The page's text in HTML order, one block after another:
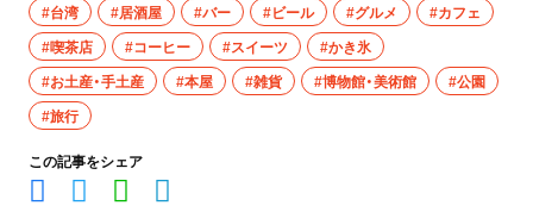
#台湾 #居酒屋 #バー #ビール #グルメ
#カフェ
#喫茶店
#コーヒー #スイーツ
#かき氷
#お土産・手土産
#本屋 #雑貨 #博物館・美術館
#公園
#旅行
この記事をシェア